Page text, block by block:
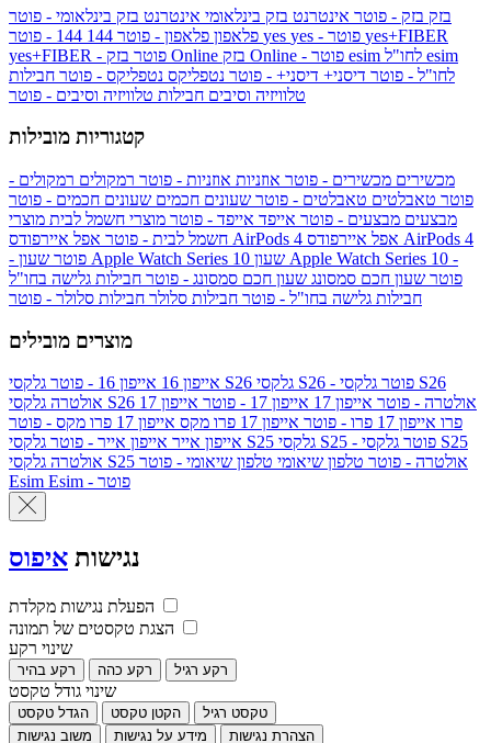
בזק בזק - פוטר אינטרנט בזק בינלאומי אינטרנט בזק בינלאומי - פוטר
פלאפון פלאפון - פוטר 144 yes
yes+FIBER
yes+FIBER - פוטר בזק Online
esim
לחו"ל - פוטר דיסני+ דיסני+ - פוטר נטפליקס נטפליקס - פוטר חבילות
טלוויזיה וסיבים חבילות טלוויזיה וסיבים - פוטר
קטגוריות מובילות
מכשירים מכשירים - פוטר אוזניות אוזניות - פוטר רמקולים רמקולים -
פוטר טאבלטים טאבלטים - פוטר שעונים חכמים שעונים חכמים - פוטר
מבצעים מבצעים - פוטר אייפד אייפד - פוטר מוצרי חשמל לבית מוצרי
חשמל לבית - פוטר אפל איירפודס AirPods 4 אפל איירפודס AirPods 4
- פוטר שעון Apple Watch Series 10 שעון Apple Watch Series 10 -
פוטר שעון חכם סמסונג שעון חכם סמסונג - פוטר חבילות גלישה בחו"ל
חבילות גלישה בחו"ל - פוטר חבילות סלולר חבילות סלולר - פוטר
מוצרים מובילים
אייפון 16 אייפון 16 - פוטר גלקסי S26 גלקסי S26 - פוטר גלקסי S26
אולטרה
גלקסי S26 אולטרה - פוטר אייפון 17 אייפון 17 - פוטר
אייפון 17
פרו אייפון 17 פרו - פוטר אייפון 17 פרו מקס
אייפון 17 פרו מקס - פוטר
אייפון אייר אייפון אייר - פוטר גלקסי S25 גלקסי S25 - פוטר גלקסי S25
אולטרה
גלקסי S25 אולטרה - פוטר טלפון שיאומי טלפון שיאומי - פוטר
Esim
Esim - פוטר
נגישות איפוס
הפעלת נגישות מקלדת
הצגת טקסטים של תמונה
שינוי רקע
רקע בהיר רקע כהה רקע רגיל
שינוי גודל טקסט
הגדל טקסט הקטן טקסט
טקסט רגיל
משוב נגישות
מידע על נגישות הצהרת נגישות